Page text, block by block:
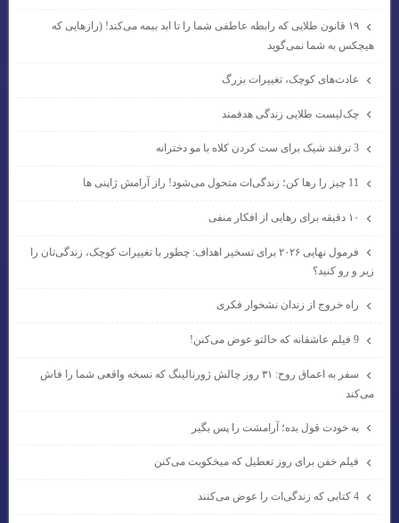
۱۹ قانون طلایی که رابطه عاطفی شما را تا ابد بیمه می‌کند! (رازهایی که
هیچکس به شما نمی‌گوید
عادت‌های کوچک، تغییرات بزرگ
چک‌لیست طلایی زندگی هدفمند
3 ترفند شیک برای ست کردن کلاه با مو دخترانه
11 چیز را رها کن؛ زندگی‌ات متحول می‌شود! راز آرامش ژاپنی ها
۱۰ دقیقه برای رهایی از افکار منفی
فرمول نهایی ۲۰۲۶ برای تسخیر اهداف: چطور با تغییرات کوچک، زندگی‌تان را
زیر و رو کنید؟
راه خروج از زندان نشخوار فکری
9 فیلم عاشقانه که حالتو عوض می‌کنن!
سفر به اعماق روح: ۳۱ روز چالش ژورنالینگ که نسخه واقعی شما را فاش
می‌کند
به خودت قول بده؛ آرامشت را پس بگیر
فیلم خفن برای روز تعطیل که میخکوبت می‌کنن
4 کتابی که زندگی‌ات را عوض می‌کنند